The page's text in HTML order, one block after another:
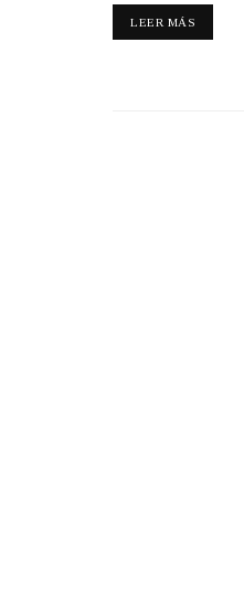
LEER MÁS